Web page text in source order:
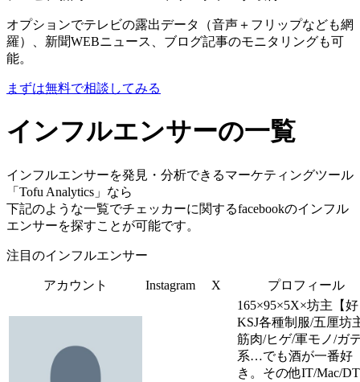
オプションでテレビの露出データ（音声＋フリップなども網
羅）、新聞WEBニュース、ブログ記事のモニタリングも可
能。
まずは無料で相談してみる
インフルエンサーの一覧
インフルエンサーを発見・分析できるマーケティングツール
「Tofu Analytics」なら
下記のような一覧でチェッカーに関するfacebookのインフル
エンサーを探すことが可能です。
注目のインフルエンサー
アカウント Instagram X プロフィール
165×95×5X×坊主【
KSJ各種制服/五厘坊
筋肉/ヒゲ/軍モノ/ガ
系…でも酒が一番好
き。その他IT/Mac/